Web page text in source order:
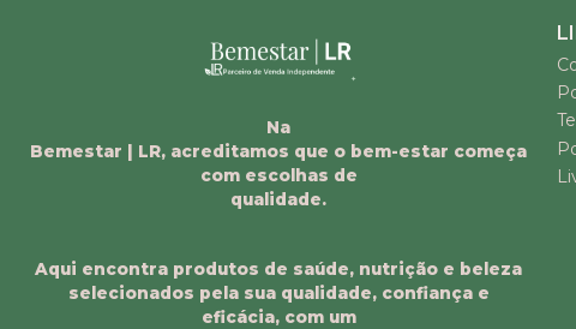
Na
Bemestar | LR, acreditamos que o bem-estar começa
com escolhas de
qualidade.
Aqui encontra produtos de saúde, nutrição e beleza
selecionados pela sua qualidade, confiança e
eficácia, com um